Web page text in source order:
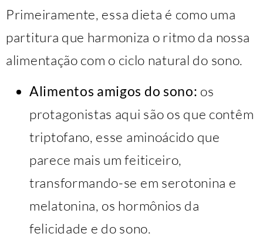
Primeiramente, essa dieta é como uma
partitura que harmoniza o ritmo da nossa
alimentação com o ciclo natural do sono.
Alimentos amigos do sono: os
protagonistas aqui são os que contêm
triptofano, esse aminoácido que
parece mais um feiticeiro,
transformando-se em serotonina e
melatonina, os hormônios da
felicidade e do sono.